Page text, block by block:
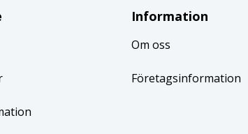
Information
Om oss
Företagsinformation